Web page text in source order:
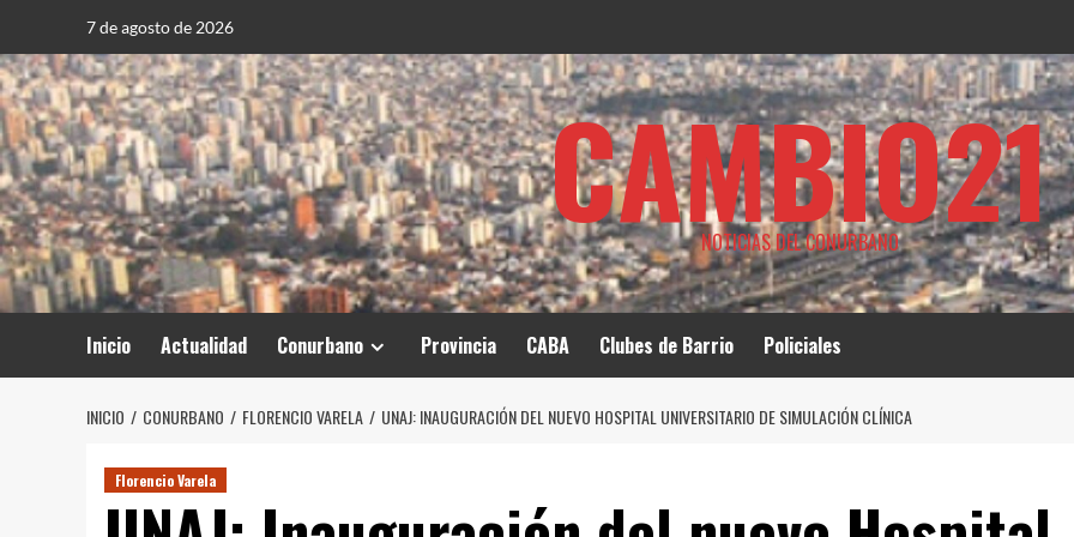
contenido
7 de agosto de 2026
CAMBIO21
NOTICIAS DEL CONURBANO
Inicio Actualidad Conurbano Provincia CABA Clubes de Barrio Policiales
INICIO CONURBANO FLORENCIO VARELA UNAJ: INAUGURACIÓN DEL NUEVO HOSPITAL UNIVERSITARIO DE SIMULACIÓN CLÍNICA
Florencio Varela